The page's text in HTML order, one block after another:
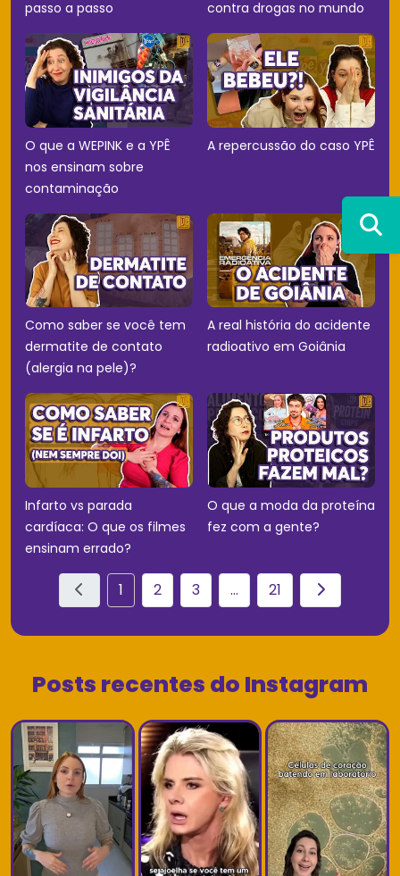
passo a passo contra drogas no mundo
O que a WEPINK e a YPÊ
nos ensinam sobre
contaminação
A repercussão do caso YPÊ
Como saber se você tem
dermatite de contato
(alergia na pele)?
A real história do acidente
radioativo em Goiânia
Infarto vs parada
cardíaca: O que os filmes
ensinam errado?
O que a moda da proteína
fez com a gente?
1 2 3 ... 21
Posts recentes do Instagram